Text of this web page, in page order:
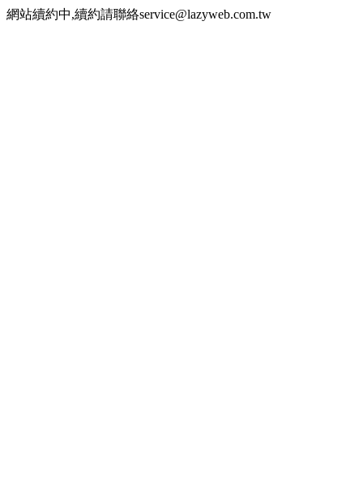
網站續約中,續約請聯絡service@lazyweb.com.tw